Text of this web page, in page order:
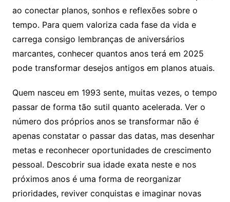
ao conectar planos, sonhos e reflexões sobre o
tempo. Para quem valoriza cada fase da vida e
carrega consigo lembranças de aniversários
marcantes, conhecer quantos anos terá em 2025
pode transformar desejos antigos em planos atuais.
Quem nasceu em 1993 sente, muitas vezes, o tempo
passar de forma tão sutil quanto acelerada. Ver o
número dos próprios anos se transformar não é
apenas constatar o passar das datas, mas desenhar
metas e reconhecer oportunidades de crescimento
pessoal. Descobrir sua idade exata neste e nos
próximos anos é uma forma de reorganizar
prioridades, reviver conquistas e imaginar novas